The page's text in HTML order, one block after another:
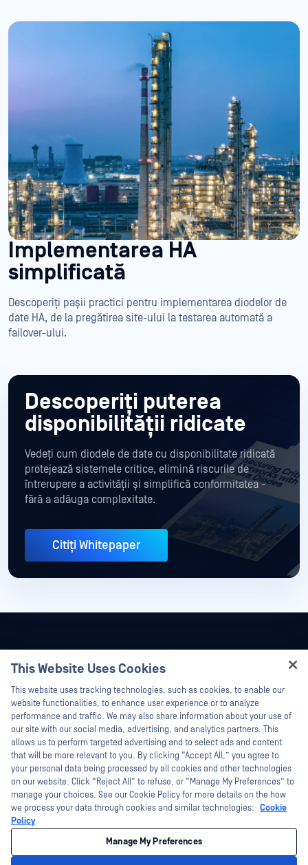
Implementarea HA
simplificată
Descoperiți pașii practici pentru implementarea diodelor de
date HA, de la pregătirea site-ului la testarea automată a
failover-ului.
Descoperiți puterea
disponibilității ridicate
Vedeți cum diodele de date cu disponibilitate ridicată
protejează sistemele critice, elimină riscurile de
întrerupere a activității și simplifică conformitatea -
fără a adăuga complexitate.
Citiți Whitepaper
©2026 OPSWAT . Toate drepturile rezervate. OPSWAT, MetaDefender, Metascan,
MetaAccess, OPSWAT , Trust no File. Trust No Device., OPSWAT , Protecting the
World's Critical Infrastructure, Deep CDR™ Technology, InQuest, logo-ul InQuest,
DFI, RetroHunt, Deep File Inspection și Join the Hunt sunt mărci comerciale ale
OPSWAT . Mărcile comerciale ale terților sunt proprietatea deținătorilor respectivi.
Politica de confidențialitate
Opțiunile dumneavoastră de
This Website Uses Cookies
This website uses tracking technologies, such as cookies, to enable our
website functionalities, to enhance user experience or to analyze
performance and traffic. We may also share information about your use of
our site with our social media, advertising, and analytics partners. This
allows us to perform targeted advertising and to select ads and content
that will be more relevant to you. By clicking “Accept All,” you agree to
your personal data being processed by all cookies and other technologies
on our website. Click “Reject All” to refuse, or “Manage My Preferences” to
manage your choices. See our Cookie Policy for more details on the how
we process your data through cookies and similar technologies: Cookie
Policy
Manage My Preferences
Hey there!
I'm Ozzy, your OPSWAT virtual assistant.
How can I help you secure what's critical
today?